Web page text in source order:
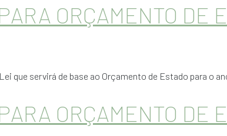
ORÇAMENTO DE
que servirá de base ao Orçamento de Estado para o
ORÇAMENTO DE